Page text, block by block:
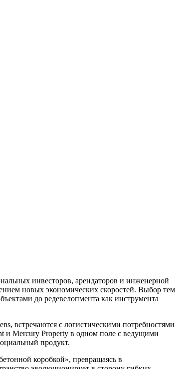
инвесторов, арендаторов и инженерной
новых экономических скоростей. Выбор тем
до редевелопмента как инструмента
встречаются с логистическими потребностями
и Mercury Property в одном поле с ведущими
продукт.
коробкой», превращаясь в